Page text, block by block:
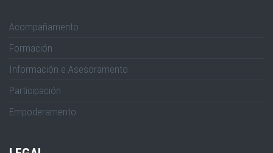
Acompañamento
Formación
Información e Asesoramento
Participación
Empoderamento